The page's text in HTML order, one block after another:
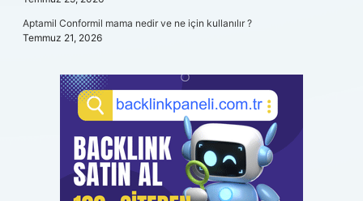
Aptamil Conformil mama nedir ve ne için kullanılır ?
Temmuz 21, 2026